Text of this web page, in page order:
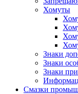
Хомуты
Знаки
Знаки
Знаки
Смазки